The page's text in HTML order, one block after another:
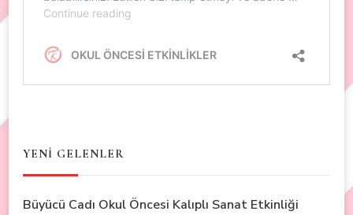
YENİ GELENLER
Büyücü Cadı Okul Öncesi Kalıplı Sanat Etkinliği